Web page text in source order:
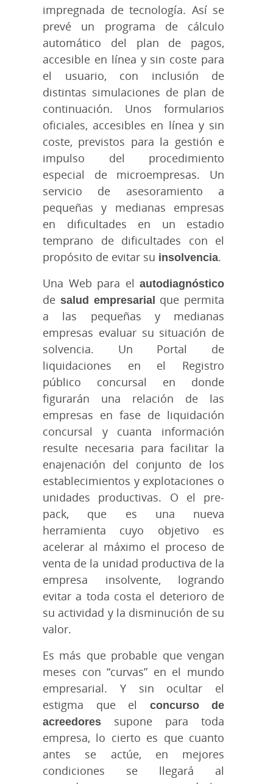
impregnada de tecnología. Así se
prevé un programa de cálculo
automático del plan de pagos,
accesible en línea y sin coste para
el usuario, con inclusión de
distintas simulaciones de plan de
continuación. Unos formularios
oficiales, accesibles en línea y sin
coste, previstos para la gestión e
impulso del procedimiento
especial de microempresas. Un
servicio de asesoramiento a
pequeñas y medianas empresas
en dificultades en un estadio
temprano de dificultades con el
propósito de evitar su insolvencia.
Una Web para el autodiagnóstico
de salud empresarial que permita
a las pequeñas y medianas
empresas evaluar su situación de
solvencia. Un Portal de
liquidaciones en el Registro
público concursal en donde
figurarán una relación de las
empresas en fase de liquidación
concursal y cuanta información
resulte necesaria para facilitar la
enajenación del conjunto de los
establecimientos y explotaciones o
unidades productivas. O el pre-
pack, que es una nueva
herramienta cuyo objetivo es
acelerar al máximo el proceso de
venta de la unidad productiva de la
empresa insolvente, logrando
evitar a toda costa el deterioro de
su actividad y la disminución de su
valor.
Es más que probable que vengan
meses con “curvas” en el mundo
empresarial. Y sin ocultar el
estigma que el concurso de
acreedores supone para toda
empresa, lo cierto es que cuanto
antes se actúe, en mejores
condiciones se llegará al